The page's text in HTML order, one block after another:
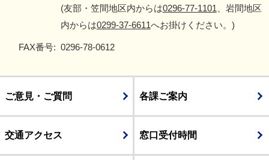
(友部・笠間地区内からは0296-77-1101 、岩間地区
内からは0299-37-6611へお掛けください。)
FAX番号: 0296-78-0612
ご意見・ご質問 各課ご案内
交通アクセス 窓口受付時間